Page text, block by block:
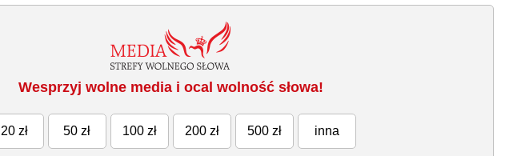
Wesprzyj wolne media i ocal wolność słowa!
20 zł 50 zł 100 zł 200 zł 500 zł inna